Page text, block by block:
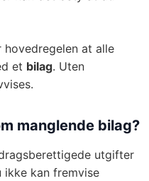
hovedregelen at alle
et bilag. Uten
manglende bilag?
utgifter
ikke kan fremvise